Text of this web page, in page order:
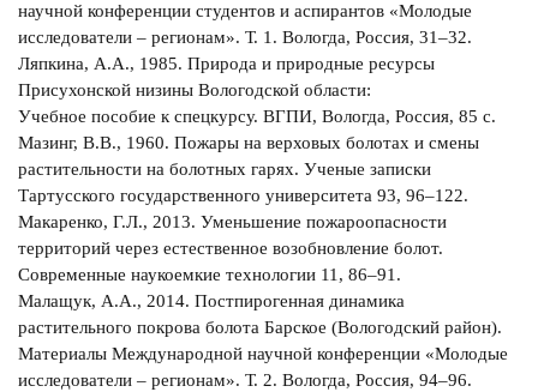
научной конференции студентов и аспирантов «Молодые
исследователи – регионам». Т. 1. Вологда, Россия, 31–32.
Ляпкина, А.А., 1985. Природа и природные ресурсы
Присухонской низины Вологодской области:
Учебное пособие к спецкурсу. ВГПИ, Вологда, Россия, 85 с.
Мазинг, В.В., 1960. Пожары на верховых болотах и смены
растительности на болотных гарях. Ученые записки
Тартусского государственного университета 93, 96–122.
Макаренко, Г.Л., 2013. Уменьшение пожароопасности
территорий через естественное возобновление болот.
Современные наукоемкие технологии 11, 86–91.
Малащук, А.А., 2014. Постпирогенная динамика
растительного покрова болота Барское (Вологодский район).
Материалы Международной научной конференции «Молодые
исследователи – регионам». Т. 2. Вологда, Россия, 94–96.